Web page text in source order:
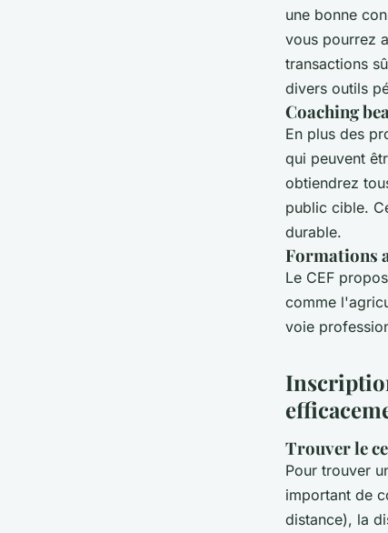
une bonne
vous pourrez
transactions
divers outils
Coaching
En plus des
qui peuvent
obtiendrez
public cible.
durable.
Formations
Le CEF
comme
voie
Trouver le
Pour trouver
important de
distance), la